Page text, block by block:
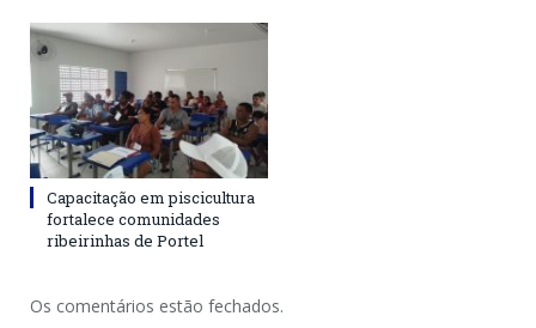
Capacitação em piscicultura
fortalece comunidades
ribeirinhas de Portel
Os comentários estão fechados.